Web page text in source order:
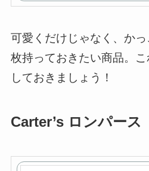
可愛くだけじゃなく、か
枚持っておきたい商品。
しておきましょう！
Carter’s ロンパース